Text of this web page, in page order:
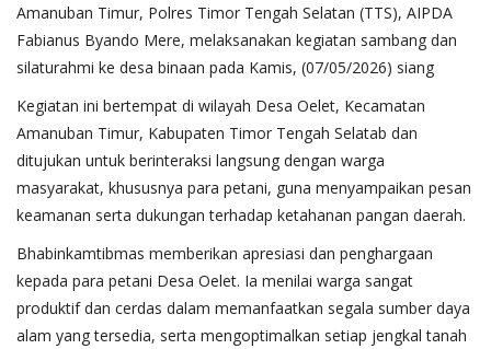
Amanuban Timur, Polres Timor Tengah Selatan (TTS), AIPDA
Fabianus Byando Mere, melaksanakan kegiatan sambang dan
silaturahmi ke desa binaan pada Kamis, (07/05/2026) siang
Kegiatan ini bertempat di wilayah Desa Oelet, Kecamatan
Amanuban Timur, Kabupaten Timor Tengah Selatab dan
ditujukan untuk berinteraksi langsung dengan warga
masyarakat, khususnya para petani, guna menyampaikan pesan
keamanan serta dukungan terhadap ketahanan pangan daerah.
Bhabinkamtibmas memberikan apresiasi dan penghargaan
kepada para petani Desa Oelet. Ia menilai warga sangat
produktif dan cerdas dalam memanfaatkan segala sumber daya
alam yang tersedia, serta mengoptimalkan setiap jengkal tanah